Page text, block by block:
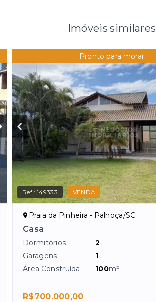
Imóveis similares
Pronto para morar
Ref.:149333 VENDA
Praia da Pinheira - Palhoça/SC
Casa
Dormitórios
2
Garagens
1
Área Construída
100m²
R$700.000,00